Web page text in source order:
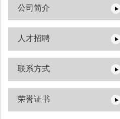
公司简介
人才招聘
联系方式
荣誉证书